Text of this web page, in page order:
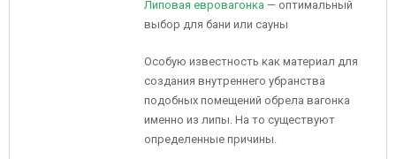
Липовая евровагонка — оптимальный
выбор для бани или сауны
Особую известность как материал для
создания внутреннего убранства
подобных помещений обрела вагонка
именно из липы. На то существуют
определенные причины.